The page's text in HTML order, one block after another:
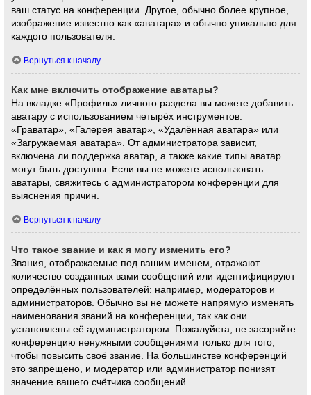
ваш статус на конференции. Другое, обычно более крупное,
изображение известно как «аватара» и обычно уникально для
каждого пользователя.
Вернуться к началу
Как мне включить отображение аватары?
На вкладке «Профиль» личного раздела вы можете добавить
аватару с использованием четырёх инструментов:
«Граватар», «Галерея аватар», «Удалённая аватара» или
«Загружаемая аватара». От администратора зависит,
включена ли поддержка аватар, а также какие типы аватар
могут быть доступны. Если вы не можете использовать
аватары, свяжитесь с администратором конференции для
выяснения причин.
Вернуться к началу
Что такое звание и как я могу изменить его?
Звания, отображаемые под вашим именем, отражают
количество созданных вами сообщений или идентифицируют
определённых пользователей: например, модераторов и
администраторов. Обычно вы не можете напрямую изменять
наименования званий на конференции, так как они
установлены её администратором. Пожалуйста, не засоряйте
конференцию ненужными сообщениями только для того,
чтобы повысить своё звание. На большинстве конференций
это запрещено, и модератор или администратор понизят
значение вашего счётчика сообщений.